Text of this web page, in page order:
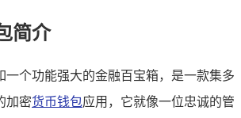
简介
一个功能强大的金融百宝箱，是一款集多
加密货币钱包应用，它就像一位忠诚的管